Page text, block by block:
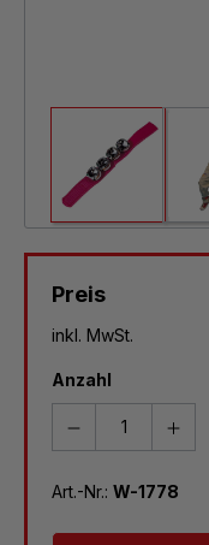
Preis
inkl. MwSt.
Anzahl
Art.-Nr.: W-1778